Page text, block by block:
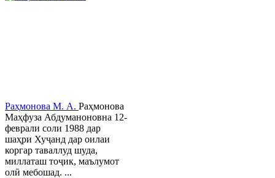
Раҳмонова М. А. Раҳмонова
Маҳфуза Абдуманоновна 12-
феврали соли 1988 дар
шаҳри Хуҷанд дар оилаи
коргар таваллуд шуда,
миллаташ тоҷик, маълумот
олӣ мебошад. ...